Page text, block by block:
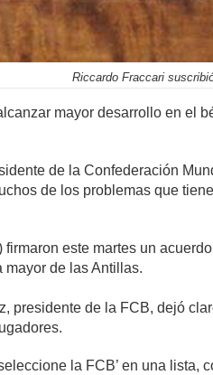
Riccardo Fraccari
mayor desarrollo en el
de la Confederación
de los problemas que
este martes un
de las Antillas.
presidente de la FCB, dejó
la FCB’ en una lista,